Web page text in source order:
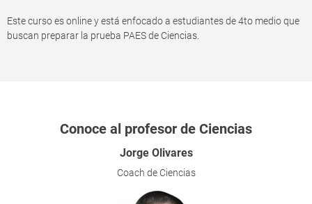
Este curso es online y está enfocado a estudiantes de 4to medio que
buscan preparar la prueba PAES de Ciencias.
Conoce al profesor de Ciencias
Jorge Olivares
Coach de Ciencias